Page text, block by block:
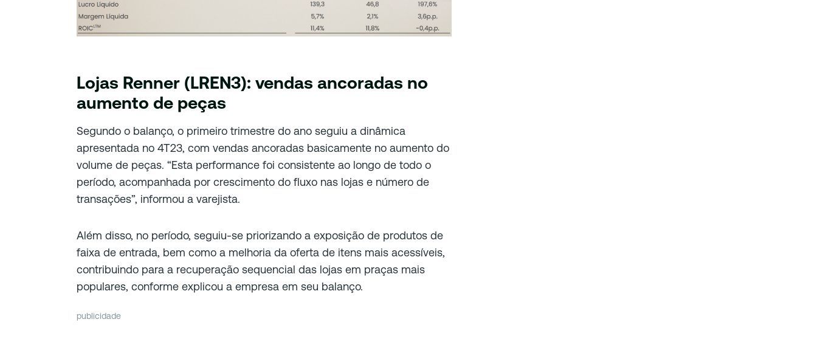
Lojas Renner (LREN3): vendas ancoradas no
aumento de peças
Segundo o balanço, o primeiro trimestre do ano seguiu a dinâmica
apresentada no 4T23, com vendas ancoradas basicamente no aumento do
volume de peças. “Esta performance foi consistente ao longo de todo o
período, acompanhada por crescimento do fluxo nas lojas e número de
transações”, informou a varejista.
Além disso, no período, seguiu-se priorizando a exposição de produtos de
faixa de entrada, bem como a melhoria da oferta de itens mais acessíveis,
contribuindo para a recuperação sequencial das lojas em praças mais
populares, conforme explicou a empresa em seu balanço.
publicidade